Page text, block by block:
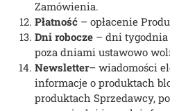
Zamówienia.
Płatność – opłacenie
Dni robocze – dni tygodnia
poza dniami ustawowo
Newsletter– wiadomości
informacje o produktach
produktach Sprzedawcy,